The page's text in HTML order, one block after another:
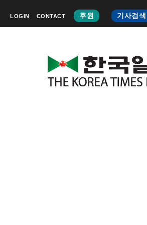
LOGIN CONTACT 후원 기사검색